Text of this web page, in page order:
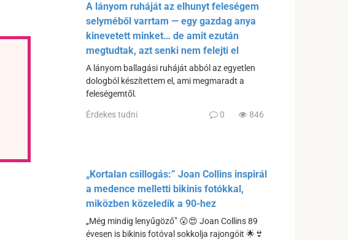
A lányom ruháját az elhunyt feleségem
selyméből varrtam — egy gazdag anya
kinevetett minket… de amit ezután
megtudtak, azt senki nem felejti el
A lányom ballagási ruháját abból az egyetlen
dologból készítettem el, ami megmaradt a
feleségemtől.
Érdekes tudni 0 846
„Kortalan csillogás:” Joan Collins inspirál
a medence melletti bikinis fotókkal,
miközben közeledik a 90-hez
„Még mindig lenyűgöző” 😮😍 Joan Collins 89
évesen is bikinis fotóval sokkolja rajongóit 🌟👙